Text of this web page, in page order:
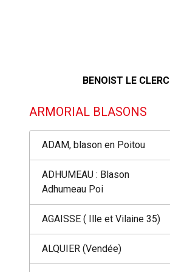
BENOIST LE CLERC
ARMORIAL BLASONS
ADAM, blason en Poitou
ADHUMEAU : Blason
Adhumeau Poi
AGAISSE ( Ille et Vilaine 35)
ALQUIER (Vendée)